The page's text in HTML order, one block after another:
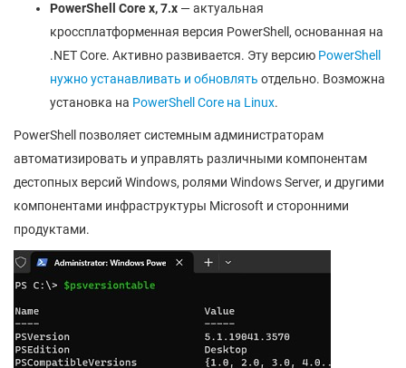
PowerShell
Corex, 7.x — актуальная
кроссплатформенная версия PowerShell, основанная на
.NET Core. Активно развивается. Эту версию PowerShell
нужно устанавливать и обновлять отдельно. Возможна
установка на PowerShell Core на Linux.
PowerShell позволяет системным администраторам
автоматизировать и управлять различными компонентам
дестопных версий Windows, ролями Windows Server, и другими
компонентами инфраструктуры Microsoft и сторонними
продуктами.